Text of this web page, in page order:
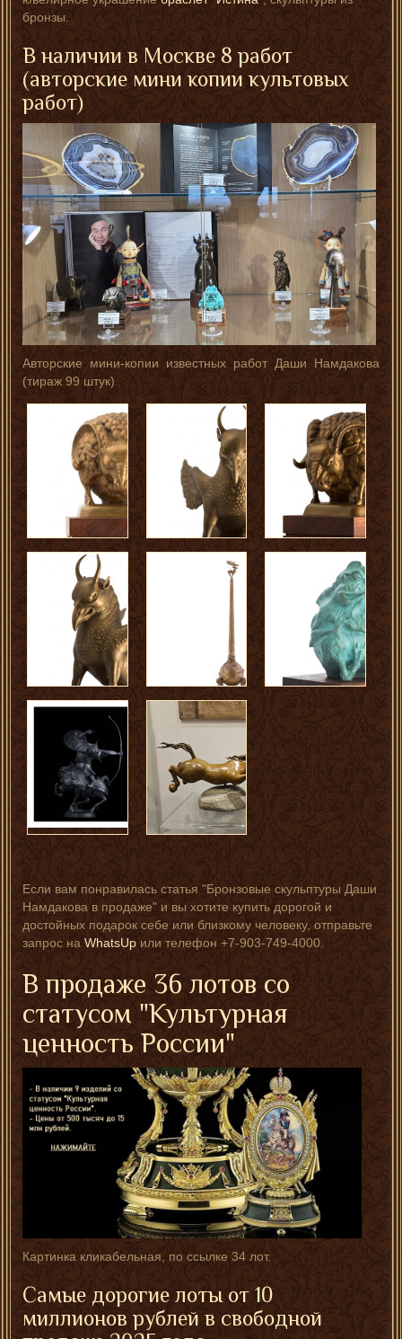
бронзы.
В наличии в Москве 8 работ
(авторские мини копии культовых
работ)
Авторские мини-копии известных работ Даши Намдакова
(тираж 99 штук)
Если вам понравилась статья "Бронзовые скульптуры Даши
Намдакова в продаже" и вы хотите купить дорогой и
достойных подарок себе или близкому человеку, отправьте
запрос наWhatsUpили телефон +7-903-749-4000.
В продаже 36 лотов со
статусом "Культурная
ценность России"
Картинка кликабельная, по ссылке 34 лот.
Самые дорогие лоты от 10
миллионов рублей в свободной